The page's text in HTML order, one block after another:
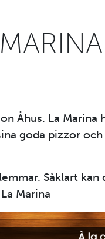
Åhus. La Marina
goda pizzor och
Såklart kan
Marina